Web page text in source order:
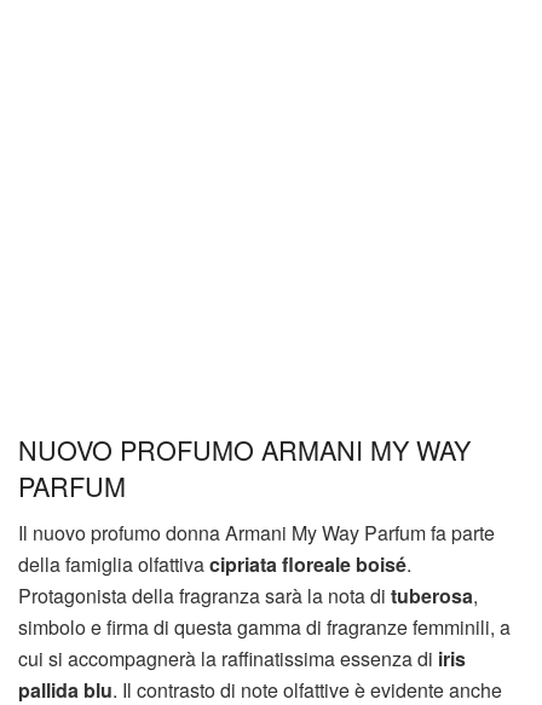
NUOVO PROFUMO ARMANI MY WAY
PARFUM
Il nuovo profumo donna Armani My Way Parfum fa parte
della famiglia olfattivacipriata floreale boisé.
Protagonista della fragranza sarà la nota di tuberosa,
simbolo e firma di questa gamma di fragranze femminili, a
cui si accompagnerà la raffinatissima essenza di iris
pallida blu. Il contrasto di note olfattive è evidente anche